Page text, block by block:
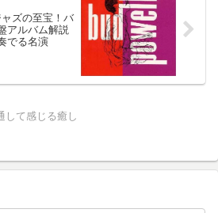
ャズの至宝！バ
アルバム解説
でる名演
して感じる癒し